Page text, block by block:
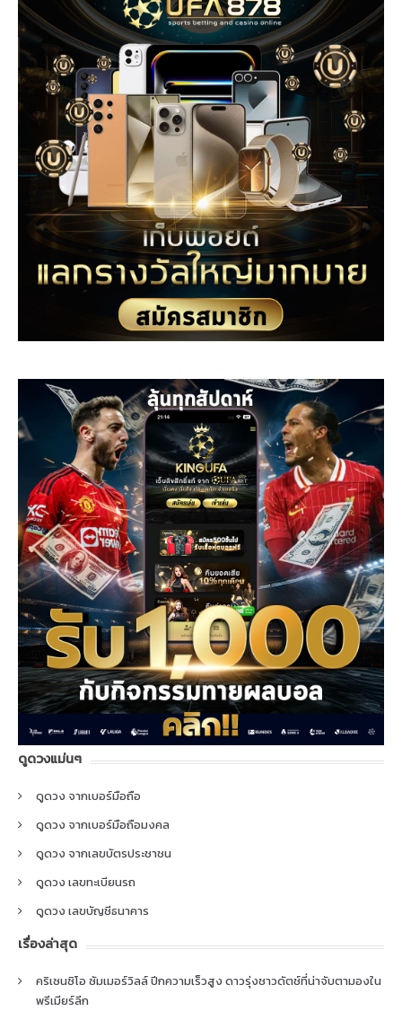
ดูดวงแม่นๆ
ดูดวง จากเบอร์มือถือ
ดูดวง จากเบอร์มือถือมงคล
ดูดวง จากเลขบัตรประชาชน
ดูดวง เลขทะเบียนรถ
ดูดวง เลขบัญชีธนาคาร
เรื่องล่าสุด
คริเซนซิโอ ซัมเมอร์วิลล์ ปีกความเร็วสูง ดาวรุ่งชาวดัตช์ที่น่าจับตามองใน
พรีเมียร์ลีก